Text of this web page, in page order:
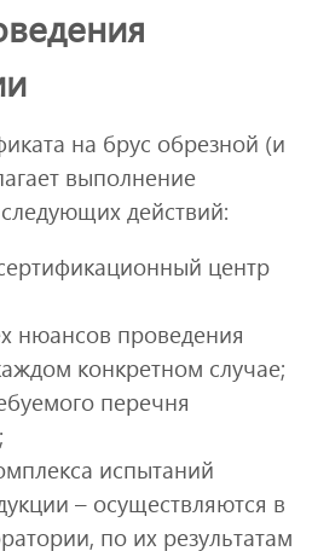
на брус обрезной (и
выполнение
действий:
центр
нюансов проведения
конкретном случае;
перечня
испытаний
– осуществляются в
по их результатам